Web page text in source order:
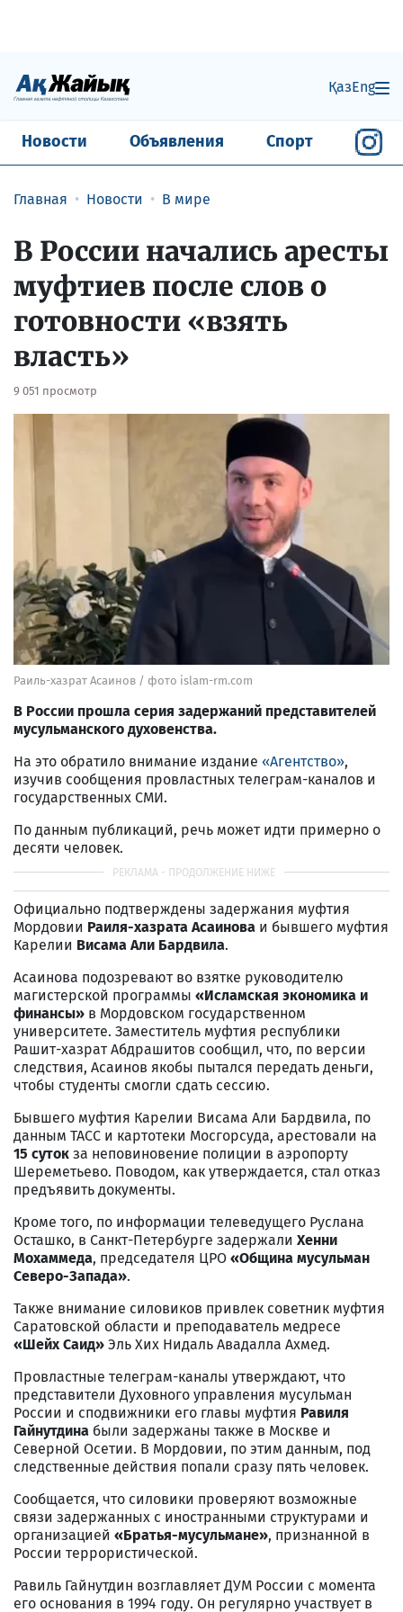
ҚазEng
Новости Объявления Спорт
Главная Новости В мире
В России начались аресты
муфтиев после слов о
готовности «взять
власть»
9 051 просмотр
Раиль-хазрат Асаинов / фото islam-rm.com
В России прошла серия задержаний представителей
мусульманского духовенства.
На это обратило внимание издание «Агентство»,
изучив сообщения провластных телеграм-каналов и
государственных СМИ.
По данным публикаций, речь может идти примерно о
десяти человек.
Официально подтверждены задержания муфтия
Мордовии Раиля-хазрата Асаинова и бывшего муфтия
Карелии Висама Али Бардвила.
Асаинова подозревают во взятке руководителю
магистерской программы «Исламская экономика и
финансы» в Мордовском государственном
университете. Заместитель муфтия республики
Рашит-хазрат Абдрашитов сообщил, что, по версии
следствия, Асаинов якобы пытался передать деньги,
чтобы студенты смогли сдать сессию.
Бывшего муфтия Карелии Висама Али Бардвила, по
данным ТАСС и картотеки Мосгорсуда, арестовали на
15 суток за неповиновение полиции в аэропорту
Шереметьево. Поводом, как утверждается, стал отказ
предъявить документы.
Кроме того, по информации телеведущего Руслана
Осташко, в Санкт-Петербурге задержали Хенни
Мохаммеда, председателя ЦРО «Община мусульман
Северо-Запада».
Также внимание силовиков привлек советник муфтия
Саратовской области и преподаватель медресе
«Шейх Саид» Эль Хих Нидаль Авадалла Ахмед.
Провластные телеграм-каналы утверждают, что
представители Духовного управления мусульман
России и сподвижники его главы муфтия Равиля
Гайнутдина были задержаны также в Москве и
Северной Осетии. В Мордовии, по этим данным, под
следственные действия попали сразу пять человек.
Сообщается, что силовики проверяют возможные
связи задержанных с иностранными структурами и
организацией «Братья-мусульмане», признанной в
России террористической.
Равиль Гайнутдин возглавляет ДУМ России с момента
его основания в 1994 году. Он регулярно участвует в